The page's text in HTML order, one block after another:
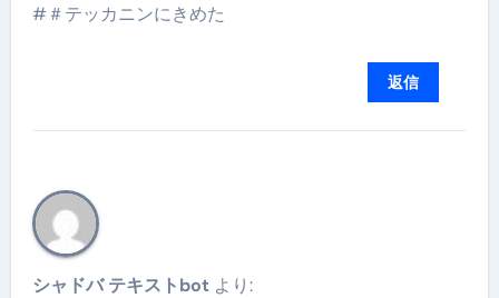
#＃テッカニンにきめた
返信
シャドバ テキストbot より: